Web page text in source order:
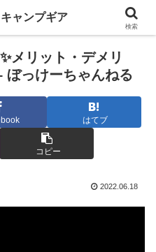
メリット・デメリ
ぼっけーちゃんねる
はてブ
コピー
2022.06.18
ャンプギア
検索